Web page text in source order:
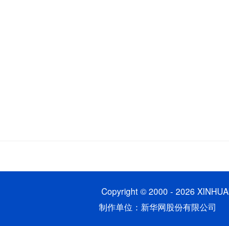
Copyright © 2000 - 2026
制作单位：新华网股份有限公司